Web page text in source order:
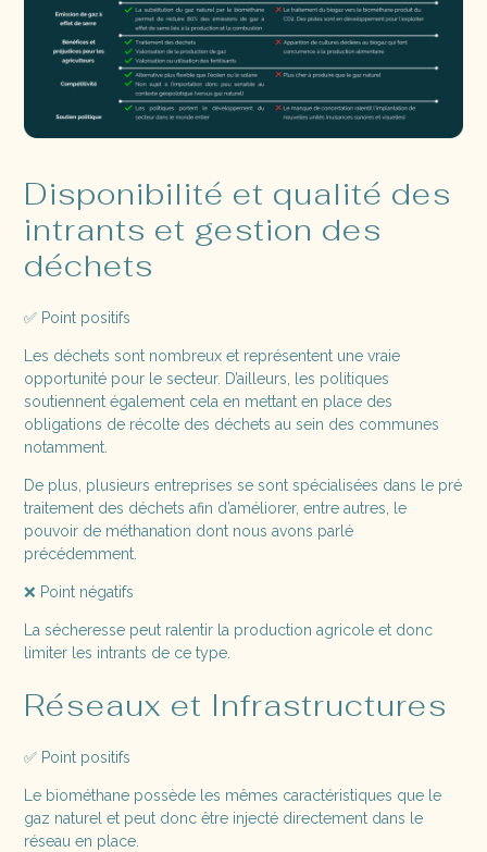
Disponibilité et qualité des
intrants et gestion des
déchets
✅ Point positifs
Les déchets sont nombreux et représentent une vraie
opportunité pour le secteur. D’ailleurs, les politiques
soutiennent également cela en mettant en place des
obligations de récolte des déchets au sein des communes
notamment.
De plus, plusieurs entreprises se sont spécialisées dans le pré
traitement des déchets afin d’améliorer, entre autres, le
pouvoir de méthanation dont nous avons parlé
précédemment.
❌ Point négatifs
La sécheresse peut ralentir la production agricole et donc
limiter les intrants de ce type.
Réseaux et Infrastructures
✅ Point positifs
Le biométhane possède les mêmes caractéristiques que le
gaz naturel et peut donc être injecté directement dans le
réseau en place.